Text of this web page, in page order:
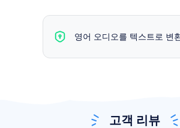
영어 오디오를 텍스트로 변
고객 리뷰